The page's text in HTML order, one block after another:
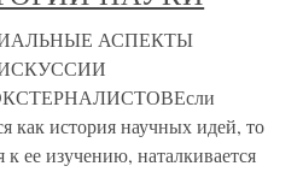
АСПЕКТЫ
как история научных идей, то
к ее изучению, наталкивается